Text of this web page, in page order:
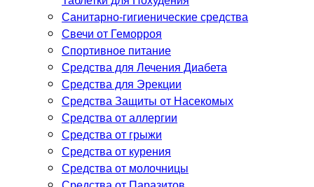
Санитарно-гигиенические средства
Свечи от Геморроя
Спортивное питание
Средства для Лечения Диабета
Средства для Эрекции
Средства Защиты от Насекомых
Средства от аллергии
Средства от грыжи
Средства от курения
Средства от молочницы